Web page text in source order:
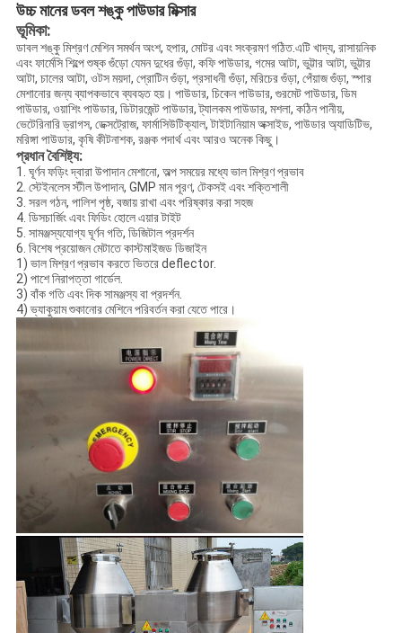
উচ্চ মানের ডবল শঙ্কু পাউডার মিক্সার
ভূমিকা:
ডাবল শঙ্কু মিশ্রণ মেশিন সমর্থন অংশ, হপার, মোটর এবং সংক্রমণ গঠিত.এটি খাদ্য, রাসায়নিক
এবং ফার্মেসি শিল্পে শুষ্ক গুঁড়ো যেমন দুধের গুঁড়া, কফি পাউডার, গমের আটা, ভুট্টার আটা, ভুট্টার
আটা, চালের আটা, ওটস ময়দা, প্রোটিন গুঁড়া, প্রসাধনী গুঁড়া, মরিচের গুঁড়া, পেঁয়াজ গুঁড়া, স্পার
মেশানোর জন্য ব্যাপকভাবে ব্যবহৃত হয়। পাউডার, চিকেন পাউডার, গুরমেট পাউডার, ডিম
পাউডার, ওয়াশিং পাউডার, ডিটারজেন্ট পাউডার, ট্যালকম পাউডার, মশলা, কঠিন পানীয়,
ভেটেরিনারি ড্রাগস, ডেক্সট্রোজ, ফার্মাসিউটিক্যাল, টাইটানিয়াম অক্সাইড, পাউডার অ্যাডিটিভ,
মরিঙ্গা পাউডার, কৃষি কীটনাশক, রঞ্জক পদার্থ এবং আরও অনেক কিছু।
প্রধান বৈশিষ্ট্য:
1. ঘূর্ণন ফড়িং দ্বারা উপাদান মেশানো, অল্প সময়ের মধ্যে ভাল মিশ্রণ প্রভাব
2. স্টেইনলেস স্টীল উপাদান, GMP মান পূরণ, টেকসই এবং শক্তিশালী
3. সরল গঠন, পালিশ পৃষ্ঠ, বজায় রাখা এবং পরিষ্কার করা সহজ
4. ডিসচার্জিং এবং ফিডিং হোলে এয়ার টাইট
5. সামঞ্জস্যযোগ্য ঘূর্ণন গতি, ডিজিটাল প্রদর্শন
6. বিশেষ প্রয়োজন মেটাতে কাস্টমাইজড ডিজাইন
1) ভাল মিশ্রণ প্রভাব করতে ভিতরে deflector.
2) পাশে নিরাপত্তা গার্ডেল.
3) বাঁক গতি এবং দিক সামঞ্জস্য বা প্রদর্শন.
4) ভ্যাকুয়াম শুকানোর মেশিনে পরিবর্তন করা যেতে পারে।